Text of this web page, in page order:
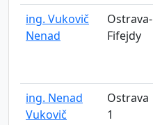
ing. Vukovič
Nenad
Ostrava-
Fifejdy
ing. Nenad
Vukovič
Ostrava
1